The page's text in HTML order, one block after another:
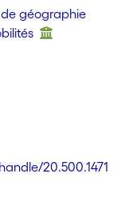
géographie
20.500.1471